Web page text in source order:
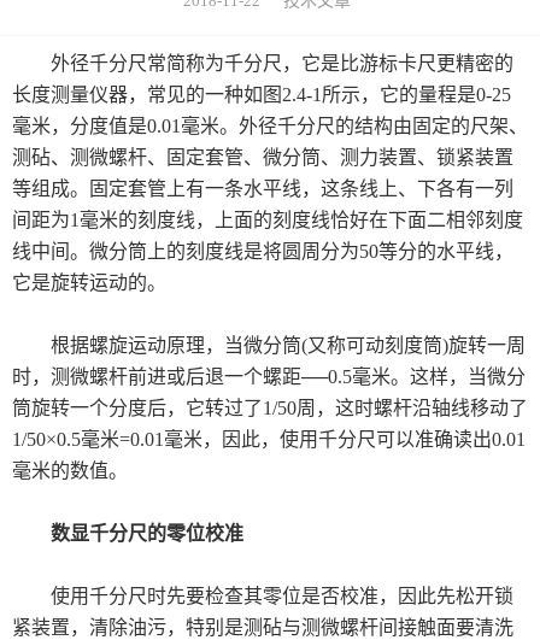
HORIBA（理科学）
试剂胶水耗材
美国TPS
日本爱泰克（ETAC）
美国MOCON
美国SCS
德国马尔
日本东上热学
柴田科学
外径千分尺常简称为千分尺，它是比游标卡尺更精密的
长度测量仪器，常见的一种如图2.4-1所示，它的量程是0-25
毫米，分度值是0.01毫米。外径千分尺的结构由固定的尺架、
测砧、测微螺杆、固定套管、微分筒、测力装置、锁紧装置
等组成。固定套管上有一条水平线，这条线上、下各有一列
间距为1毫米的刻度线，上面的刻度线恰好在下面二相邻刻度
线中间。微分筒上的刻度线是将圆周分为50等分的水平线，
它是旋转运动的。
根据螺旋运动原理，当微分筒(又称可动刻度筒)旋转一周
时，测微螺杆前进或后退一个螺距──0.5毫米。这样，当微分
筒旋转一个分度后，它转过了1/50周，这时螺杆沿轴线移动了
1/50×0.5毫米=0.01毫米，因此，使用千分尺可以准确读出0.01
毫米的数值。
数显千分尺的零位校准
使用千分尺时先要检查其零位是否校准，因此先松开锁
紧装置，清除油污，特别是测砧与测微螺杆间接触面要清洗